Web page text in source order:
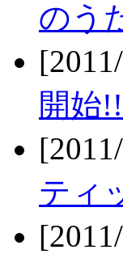
のう
開始!!
ティ